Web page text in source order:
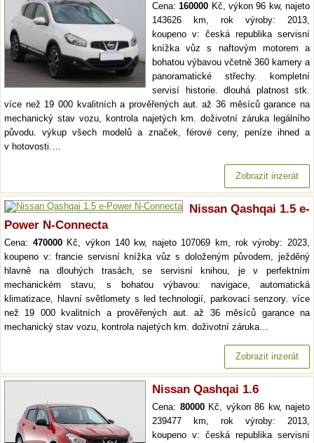
Cena:160000 Kč, výkon 96 kw, najeto
143626 km, rok výroby: 2013,
koupeno v: česká republika servisní
knížka vůz s naftovým motorem a
bohatou výbavou včetně 360 kamery a
panoramatické střechy. kompletní
servisí historie. dlouhá platnost stk.
více než 19 000 kvalitních a prověřených aut. až 36 měsíců garance na
mechanický stav vozu, kontrola najetých km. doživotní záruka legálního
původu. výkup všech modelů a značek, férové ceny, peníze ihned a
v hotovosti.…
Zobrazit inzerát
Nissan Qashqai 1.5 e-
Power N-Connecta
Cena: 470000Kč, výkon 140 kw, najeto 107069 km, rok výroby: 2023,
koupeno v: francie servisní knížka vůz s doloženým původem, ježděný
hlavně na dlouhých trasách, se servisní knihou, je v perfektním
mechanickém stavu, s bohatou výbavou: navigace, automatická
klimatizace, hlavní světlomety s led technologií, parkovací senzory. více
než 19 000 kvalitních a prověřených aut. až 36 měsíců garance na
mechanický stav vozu, kontrola najetých km. doživotní záruka…
Zobrazit inzerát
Nissan Qashqai 1.6
Cena: 80000Kč, výkon 86 kw, najeto
239477 km, rok výroby: 2013,
koupeno v: česká republika servisní